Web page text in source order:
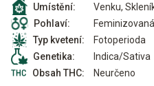
Umístění:
Venku,
Pohlaví:
Feminizovaná
Typ kvetení:
Fotoperioda
Genetika:
Indica/Sativa
Obsah THC:
Neurčeno